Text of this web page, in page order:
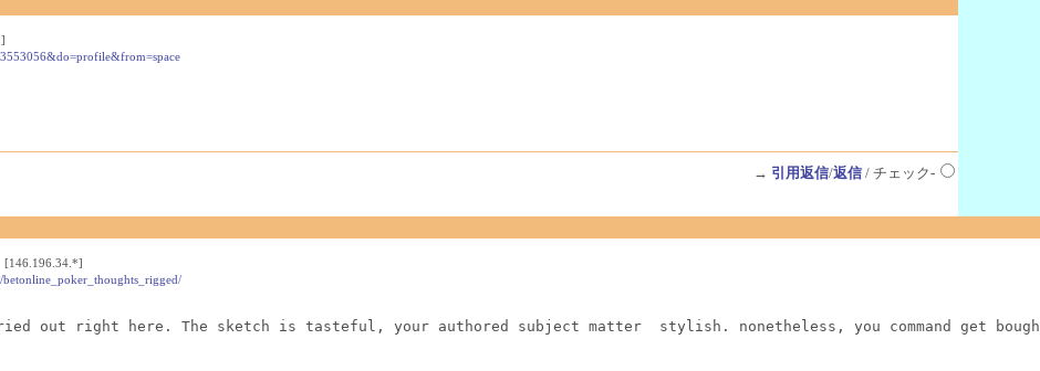
→ 引用返信/返信/ チェック-
out right here. The sketch is tasteful, your authored subject matter  stylish. nonetheless, you command get